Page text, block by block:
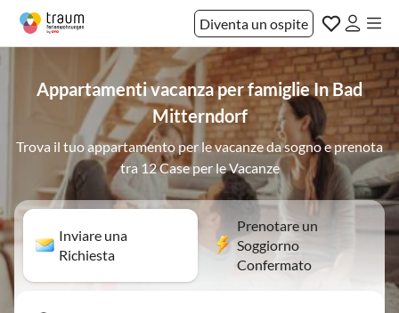
Diventa un ospite
Appartamenti vacanza per famiglie In Bad
Mitterndorf
Trova il tuo appartamento per le vacanze da sogno e prenota
tra 12 Case per le Vacanze
Inviare una
Richiesta
Prenotare un
Soggiorno
Confermato